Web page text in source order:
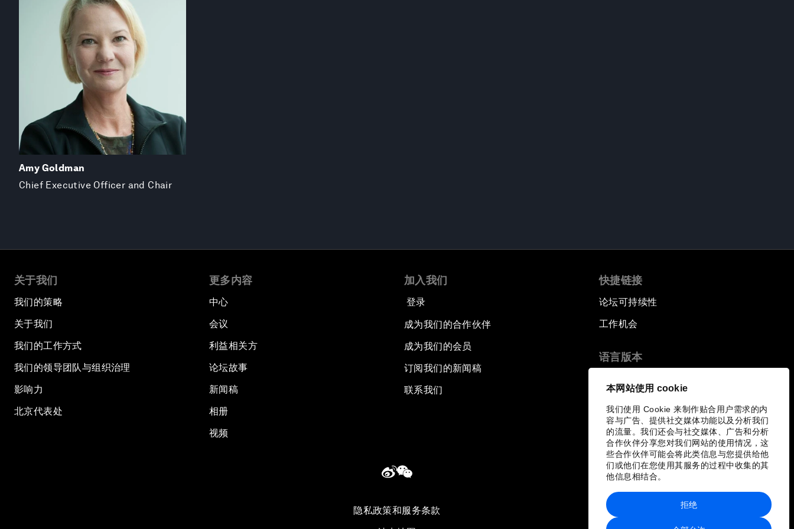
本网站使用 cookie
我们使用 Cookie 来制作贴合用户需求的内
容与广告、提供社交媒体功能以及分析我们
的流量。我们还会与社交媒体、广告和分析
合作伙伴分享您对我们网站的使用情况，这
些合作伙伴可能会将此类信息与您提供给他
们或他们在您使用其服务的过程中收集的其
他信息相结合。
拒绝
Amy Goldman
Chief Executive Officer and Chair
关于我们
我们的策略
关于我们
我们的工作方式
我们的领导团队与组织治理
影响力
北京代表处
更多内容
中心
会议
利益相关方
论坛故事
新闻稿
相册
视频
加入我们
登录
成为我们的合作伙伴
成为我们的会员
订阅我们的新闻稿
联系我们
快捷链接
论坛可持续性
工作机会
语言版本
隐私政策和服务条款